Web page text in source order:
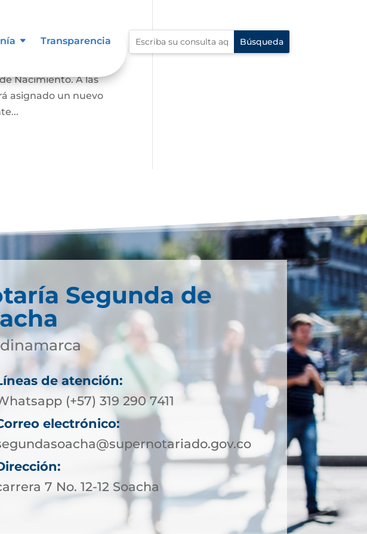
Transparencia
en el
Nacimiento. A las
asignado un nuevo
Segunda de
de atención:
(+57) 319 290 7411
electrónico:
7 No. 12-12 Soacha